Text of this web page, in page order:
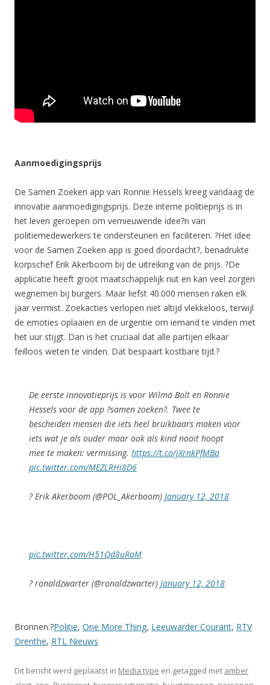
Aanmoedigingsprijs
De Samen Zoeken app van Ronnie Hessels kreeg vandaag de
innovatie aanmoedigingsprijs. Deze interne politieprijs is in
het leven geroepen om vernieuwende idee?n van
politiemedewerkers te ondersteunen en faciliteren. ?Het idee
voor de Samen Zoeken app is goed doordacht?, benadrukte
korpschef Erik Akerboom bij de uitreiking van de prijs. ?De
applicatie heeft groot maatschappelijk nut en kan veel zorgen
wegnemen bij burgers. Maar liefst 40.000 mensen raken elk
jaar vermist. Zoekacties verlopen niet altijd vlekkeloos, terwijl
de emoties oplaaien en de urgentie om iemand te vinden met
het uur stijgt. Dan is het cruciaal dat alle partijen elkaar
feilloos weten te vinden. Dat bespaart kostbare tijd.?
De eerste innovatieprijs is voor Wilma Bolt en Ronnie
Hessels voor de app ?samen zoeken?. Twee te
bescheiden mensen die iets heel bruikbaars maken voor
iets wat je als ouder maar ook als kind nooit hoopt
mee te maken: vermissing. https://t.co/jXrnkPfMBa
pic.twitter.com/MEZLRHi8D6
? Erik Akerboom (@POL_Akerboom) January 12, 2018
pic.twitter.com/H51Qd8uRaM
? ronaldzwarter (@ronaldzwarter) January 12, 2018
Bronnen:?Politie, One More Thing, Leeuwarder Courant, RTV
Drenthe, RTL Nieuws
Dit bericht werd geplaatst in Media type en getagged met amber